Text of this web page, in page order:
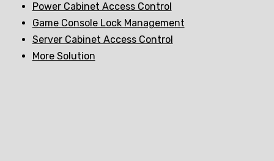
Power Cabinet Access Control
Game Console Lock Management
Server Cabinet Access Control
More Solution